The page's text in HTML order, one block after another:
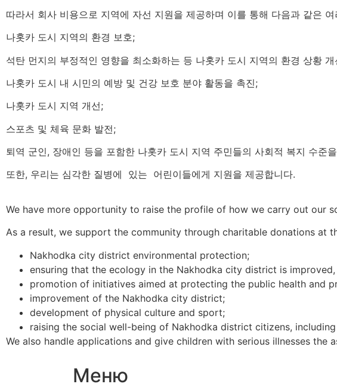
따라서 회사 비용으로 지역에 자선 지원을 제공하며 이를 통해 다음과 같은
나홋카 도시 지역의 환경 보호;
석탄 먼지의 부정적인 영향을 최소화하는 등 나홋카 도시 지역의 환경 상황
나홋카 도시 내 시민의 예방 및 건강 보호 분야 활동을 촉진;
나홋카 도시 지역 개선;
스포츠 및 체육 문화 발전;
퇴역 군인, 장애인 등을 포함한 나홋카 도시 지역 주민들의 사회적 복지 수준
또한, 우리는 심각한 질병에 있는 어린이들에게 지원을 제공합니다.
We have more opportunity to raise the profile of how we carry out our
As a result, we support the community through charitable donations at
Nakhodka city district environmental protection;
ensuring that the ecology in the Nakhodka city district is
promotion of initiatives aimed at protecting the public health and
improvement of the Nakhodka city district;
development of physical culture and sport;
raising the social well-being of Nakhodka district citizens,
We also handle applications and give children with serious illnesses the
Меню